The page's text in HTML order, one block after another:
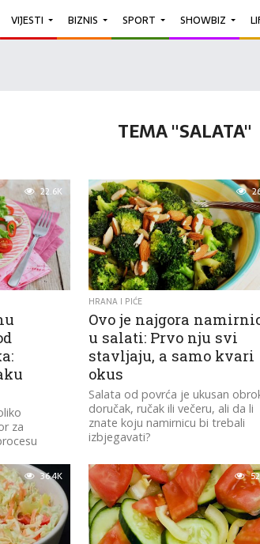
VIJESTI BIZNIS SPORT SHOWBIZ
TEMA "SALATA"
22.6K
za
HRANA I PIĆE
Ovo je najgora
u salati: Prvo nju svi
stavljaju, a samo kvari
okus
Salata od povrća je ukusan
doručak, ručak ili večeru, ali da li
znate koju namirnicu bi trebali
izbjegavati?
36.4K